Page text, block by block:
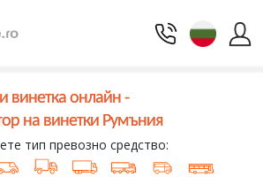
винетка онлайн -
на винетки Румъния
тип превозно средство: